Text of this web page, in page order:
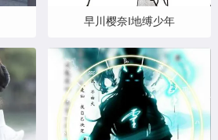
早川樱奈‖地缚少年